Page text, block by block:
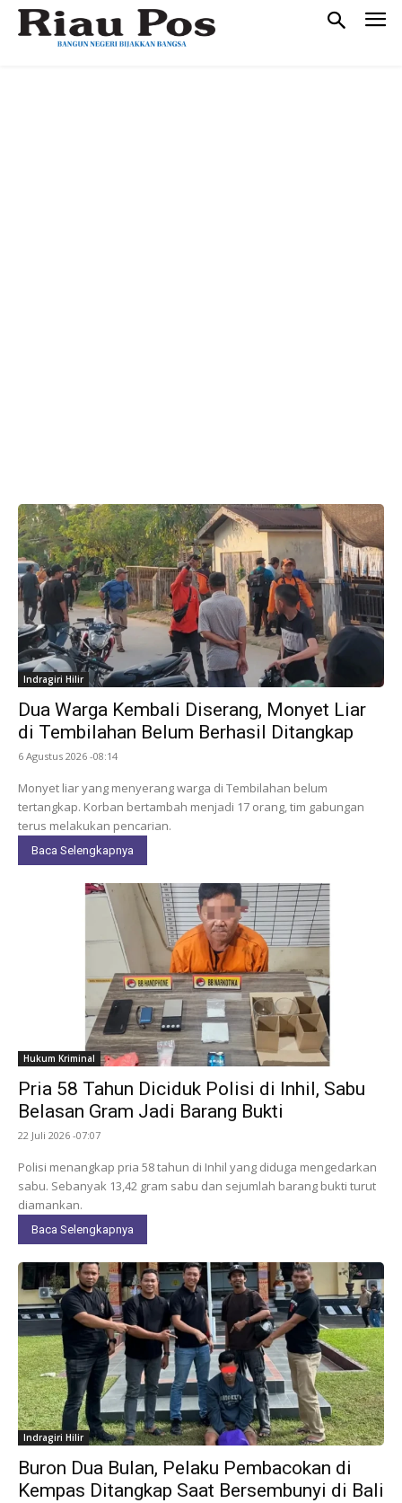
Indragiri Hilir
Dua Warga Kembali Diserang, Monyet Liar
di Tembilahan Belum Berhasil Ditangkap
6 Agustus 2026 -08:14
Monyet liar yang menyerang warga di Tembilahan belum
tertangkap. Korban bertambah menjadi 17 orang, tim gabungan
terus melakukan pencarian.
Baca Selengkapnya
Hukum Kriminal
Pria 58 Tahun Diciduk Polisi di Inhil, Sabu
Belasan Gram Jadi Barang Bukti
22 Juli 2026 -07:07
Polisi menangkap pria 58 tahun di Inhil yang diduga mengedarkan
sabu. Sebanyak 13,42 gram sabu dan sejumlah barang bukti turut
diamankan.
Baca Selengkapnya
Indragiri Hilir
Buron Dua Bulan, Pelaku Pembacokan di
Kempas Ditangkap Saat Bersembunyi di Bali